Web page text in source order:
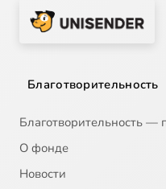
18 Лекция 20
21
Благотворительность
Благотворительность
О фонде
Новости